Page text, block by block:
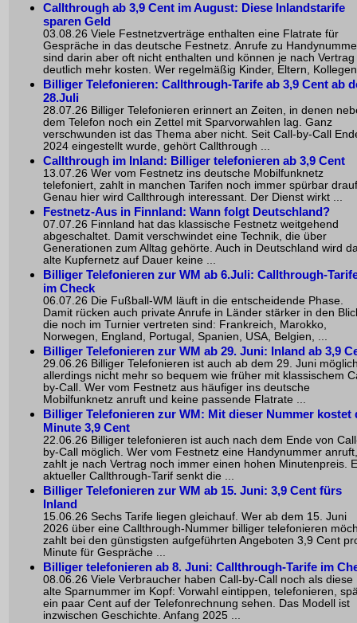
Callthrough ab 3,9 Cent im August: Diese Inlandstarife
sparen Geld
03.08.26 Viele Festnetzverträge enthalten eine Flatrate für
Gespräche in das deutsche Festnetz. Anrufe zu
sind darin aber oft nicht enthalten und können je nach Vertrag
deutlich mehr kosten. Wer regelmäßig Kinder, Eltern,
Billiger Telefonieren: Callthrough-Tarife ab 3,9 Cent ab
28.Juli
28.07.26 Billiger Telefonieren erinnert an Zeiten, in denen
dem Telefon noch ein Zettel mit Sparvorwahlen lag. Ganz
verschwunden ist das Thema aber nicht. Seit Call-by-Call
2024 eingestellt wurde, gehört Callthrough ...
Callthrough im Inland: Billiger telefonieren ab 3,9 Cent
13.07.26 Wer vom Festnetz ins deutsche Mobilfunknetz
telefoniert, zahlt in manchen Tarifen noch immer spürbar
Genau hier wird Callthrough interessant. Der Dienst wirkt ...
Festnetz-Aus in Finnland: Wann folgt Deutschland?
07.07.26 Finnland hat das klassische Festnetz weitgehend
abgeschaltet. Damit verschwindet eine Technik, die über
Generationen zum Alltag gehörte. Auch in Deutschland wird
alte Kupfernetz auf Dauer keine ...
Billiger Telefonieren zur WM ab 6.Juli: Callthrough-
im Check
06.07.26 Die Fußball-WM läuft in die entscheidende Phase.
Damit rücken auch private Anrufe in Länder stärker in den
die noch im Turnier vertreten sind: Frankreich, Marokko,
Norwegen, England, Portugal, Spanien, USA, Belgien, ...
Billiger Telefonieren zur WM ab 29. Juni: Inland ab 3,9
29.06.26 Billiger Telefonieren ist auch ab dem 29. Juni
allerdings nicht mehr so bequem wie früher mit klassischem
by-Call. Wer vom Festnetz aus häufiger ins deutsche
Mobilfunknetz anruft und keine passende Flatrate ...
Billiger Telefonieren zur WM: Mit dieser Nummer kostet
Minute 3,9 Cent
22.06.26 Billiger telefonieren ist auch nach dem Ende von
by-Call möglich. Wer vom Festnetz eine Handynummer anruft,
zahlt je nach Vertrag noch immer einen hohen Minutenpreis.
aktueller Callthrough-Tarif senkt die ...
Billiger Telefonieren zur WM ab 15. Juni: 3,9 Cent fürs
Inland
15.06.26 Sechs Tarife liegen gleichauf. Wer ab dem 15. Juni
2026 über eine Callthrough-Nummer billiger telefonieren
zahlt bei den günstigsten aufgeführten Angeboten 3,9 Cent
Minute für Gespräche ...
Billiger telefonieren ab 8. Juni: Callthrough-Tarife im
08.06.26 Viele Verbraucher haben Call-by-Call noch als diese
alte Sparnummer im Kopf: Vorwahl eintippen, telefonieren,
ein paar Cent auf der Telefonrechnung sehen. Das Modell ist
inzwischen Geschichte. Anfang 2025 ...